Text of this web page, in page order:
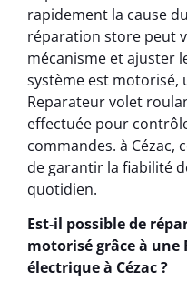
rapidement la cause
réparation store peut
mécanisme et ajuster
système est motorisé,
Reparateur volet
effectuée pour
commandes. à
de garantir la fiabilité
quotidien.
Est-il possible de
motorisé grâce à
électrique à Cézac ?